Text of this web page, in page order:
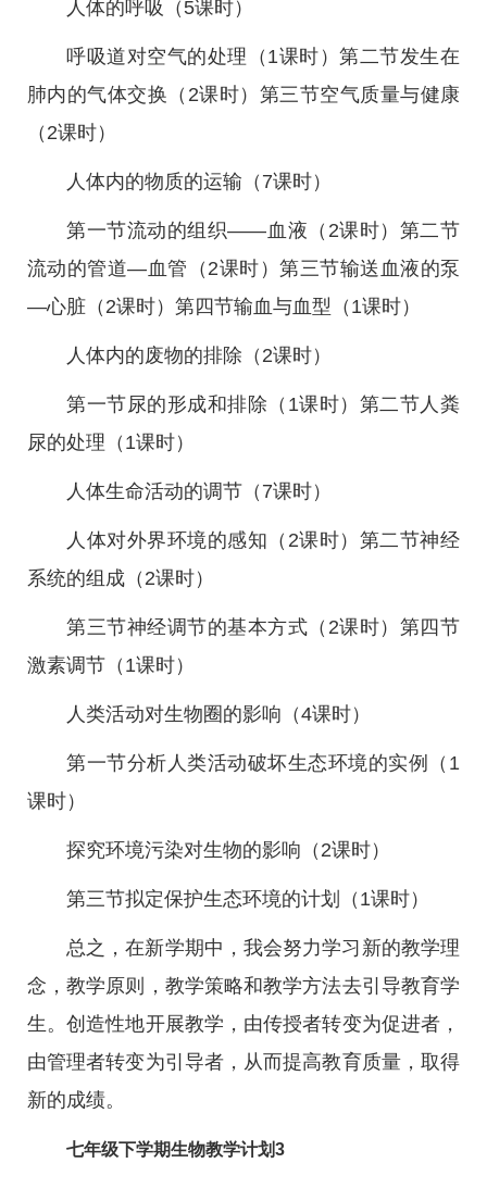
人体的呼吸（5课时）
呼吸道对空气的处理（1课时）第二节发生在
肺内的气体交换（2课时）第三节空气质量与健康
（2课时）
人体内的物质的运输（7课时）
第一节流动的组织——血液（2课时）第二节
流动的管道—血管（2课时）第三节输送血液的泵
—心脏（2课时）第四节输血与血型（1课时）
人体内的废物的排除（2课时）
第一节尿的形成和排除（1课时）第二节人粪
尿的处理（1课时）
人体生命活动的调节（7课时）
人体对外界环境的感知（2课时）第二节神经
系统的组成（2课时）
第三节神经调节的基本方式（2课时）第四节
激素调节（1课时）
人类活动对生物圈的影响（4课时）
第一节分析人类活动破坏生态环境的实例（1
课时）
探究环境污染对生物的影响（2课时）
第三节拟定保护生态环境的计划（1课时）
总之，在新学期中，我会努力学习新的教学理
念，教学原则，教学策略和教学方法去引导教育学
生。创造性地开展教学，由传授者转变为促进者，
由管理者转变为引导者，从而提高教育质量，取得
新的成绩。
七年级下学期生物教学计划3